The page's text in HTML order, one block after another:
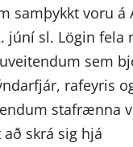
samþykkt voru á
júní sl. Lögin fela
sem
rafeyris
stafrænna
skrá sig hjá